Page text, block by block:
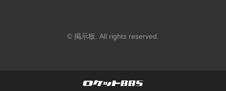
© 掲示板 . All rights reserved.